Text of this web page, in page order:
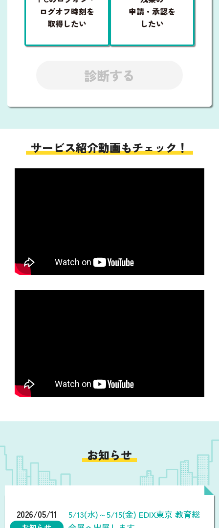
ログオフ時刻を
取得したい
申請・承認を
したい
診断する
サービス紹介動画もチェック！
お知らせ
2026/05/11
5/13(水)～5/15(金) EDIX東京 教育総